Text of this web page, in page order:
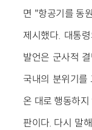
면 "항공기를 동
제시했다. 대통
발언은 군사적
국내의 분위기를
온 대로 행동하
판이다. 다시 말